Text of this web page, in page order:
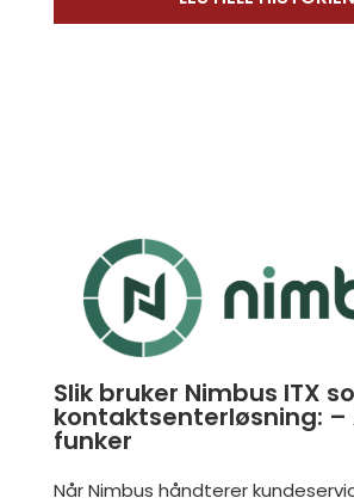
Slik bruker Nimbus ITX
kontaktsenterløsning: –
funker
Når Nimbus håndterer